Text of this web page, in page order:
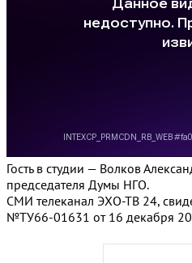
Гость в студии — Волков
председателя Думы НГО.
СМИ телеканал ЭХО-ТВ 24,
№ТУ66-01631 от 16 декабря